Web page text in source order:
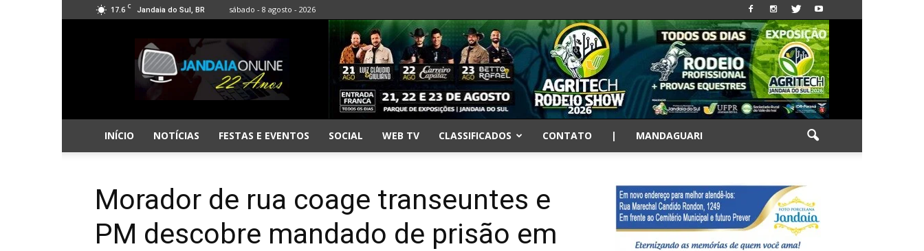
17.6 C Jandaia do Sul, BR sábado - 8 agosto - 2026
Jandaia
Online
INÍCIO NOTÍCIAS FESTAS E EVENTOS SOCIAL WEB TV CLASSIFICADOS CONTATO | MANDAGUARI
Morador de rua coage transeuntes e
PM descobre mandado de prisão em